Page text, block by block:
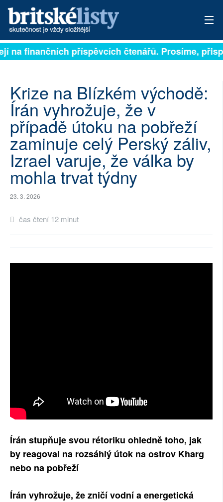
PŘIHLÁSIT
ARCHIV
ROZHOVORY
TÉMATA
NEJČTENĚJŠÍ ZA 7 DNÍ
finančních příspěvcích čtenářů. Prosíme,
Krize na Blízkém východě:
Írán vyhrožuje, že v
případě útoku na pobřeží
zaminuje celý Perský záliv,
Izrael varuje, že válka by
mohla trvat týdny
23. 3. 2026
čas čtení 12 minut
Írán stupňuje svou rétoriku ohledně toho, jak
by reagoval na rozsáhlý útok na ostrov Kharg
nebo na pobřeží
Írán vyhrožuje, že zničí vodní a energetická